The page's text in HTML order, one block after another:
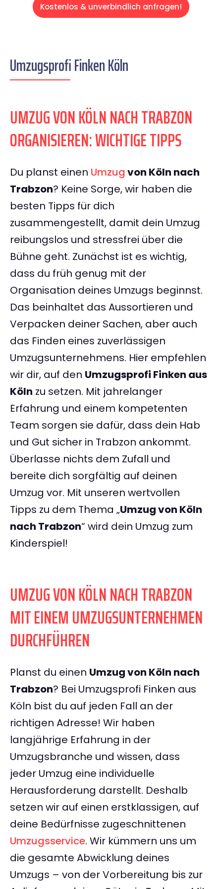
Kostenlos & unverbindlich anfragen!
Umzugsprofi Finken Köln
UMZUG VON KÖLN NACH TRABZON
ORGANISIEREN: WICHTIGE TIPPS
Du planst einen Umzugvon Köln nach
Trabzon? Keine Sorge, wir haben die
besten Tipps für dich
zusammengestellt, damit dein Umzug
reibungslos und stressfrei über die
Bühne geht. Zunächst ist es wichtig,
dass du früh genug mit der
Organisation deines Umzugs beginnst.
Das beinhaltet das Aussortieren und
Verpacken deiner Sachen, aber auch
das Finden eines zuverlässigen
Umzugsunternehmens. Hier empfehlen
wir dir, auf den Umzugsprofi Finken aus
Köln zu setzen. Mit jahrelanger
Erfahrung und einem kompetenten
Team sorgen sie dafür, dass dein Hab
und Gut sicher in Trabzon ankommt.
Überlasse nichts dem Zufall und
bereite dich sorgfältig auf deinen
Umzug vor. Mit unseren wertvollen
Tipps zu dem Thema „Umzug von Köln
nach Trabzon“ wird dein Umzug zum
Kinderspiel!
UMZUG VON KÖLN NACH TRABZON
MIT EINEM UMZUGSUNTERNEHMEN
DURCHFÜHREN
Planst du einen Umzug von Köln nach
Trabzon? Bei Umzugsprofi Finken aus
Köln bist du auf jeden Fall an der
richtigen Adresse! Wir haben
langjährige Erfahrung in der
Umzugsbranche und wissen, dass
jeder Umzug eine individuelle
Herausforderung darstellt. Deshalb
setzen wir auf einen erstklassigen, auf
deine Bedürfnisse zugeschnittenen
Umzugsservice. Wir kümmern uns um
die gesamte Abwicklung deines
Umzugs – von der Vorbereitung bis zur